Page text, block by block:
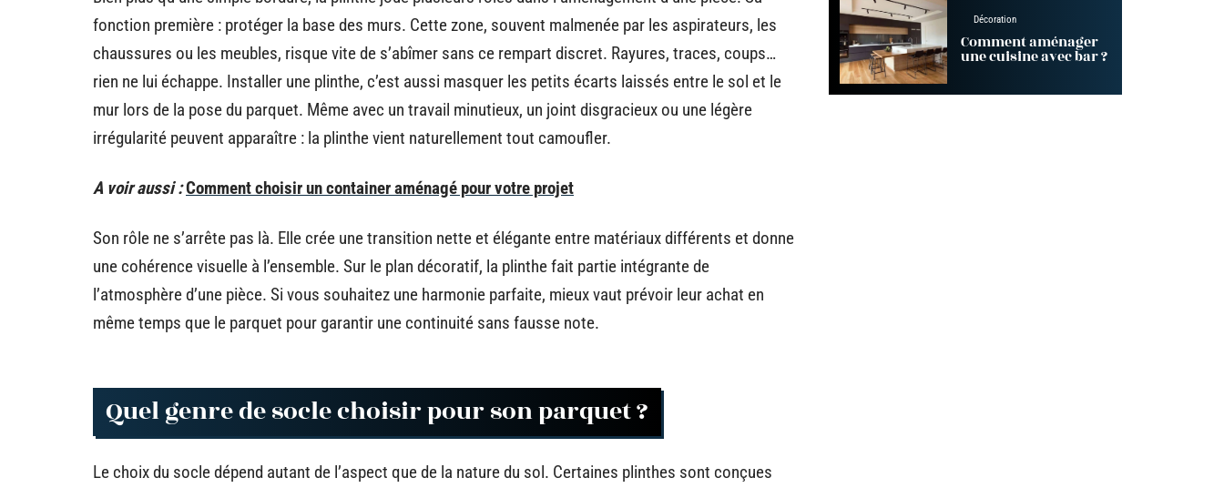
fonction première : protéger la base des murs. Cette zone, souvent malmenée par les aspirateurs, les
chaussures ou les meubles, risque vite de s’abîmer sans ce rempart discret. Rayures, traces, coups…
rien ne lui échappe. Installer une plinthe, c’est aussi masquer les petits écarts laissés entre le sol et le
mur lors de la pose du parquet. Même avec un travail minutieux, un joint disgracieux ou une légère
irrégularité peuvent apparaître : la plinthe vient naturellement tout camoufler.
A voir aussi :Comment choisir un container aménagé pour votre projet
Son rôle ne s’arrête pas là. Elle crée une transition nette et élégante entre matériaux différents et donne
une cohérence visuelle à l’ensemble. Sur le plan décoratif, la plinthe fait partie intégrante de
l’atmosphère d’une pièce. Si vous souhaitez une harmonie parfaite, mieux vaut prévoir leur achat en
même temps que le parquet pour garantir une continuité sans fausse note.
Quel genre de socle choisir pour son parquet ?
Le choix du socle dépend autant de l’aspect que de la nature du sol. Certaines plinthes sont conçues
Décoration
Comment aménager
une cuisine avec bar ?